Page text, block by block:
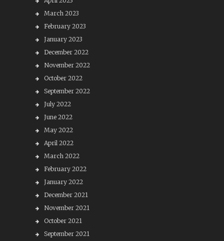
March 2023
February 2023
January 2023
December 2022
November 2022
October 2022
September 2022
July 2022
June 2022
May 2022
April 2022
March 2022
February 2022
January 2022
December 2021
November 2021
October 2021
September 2021